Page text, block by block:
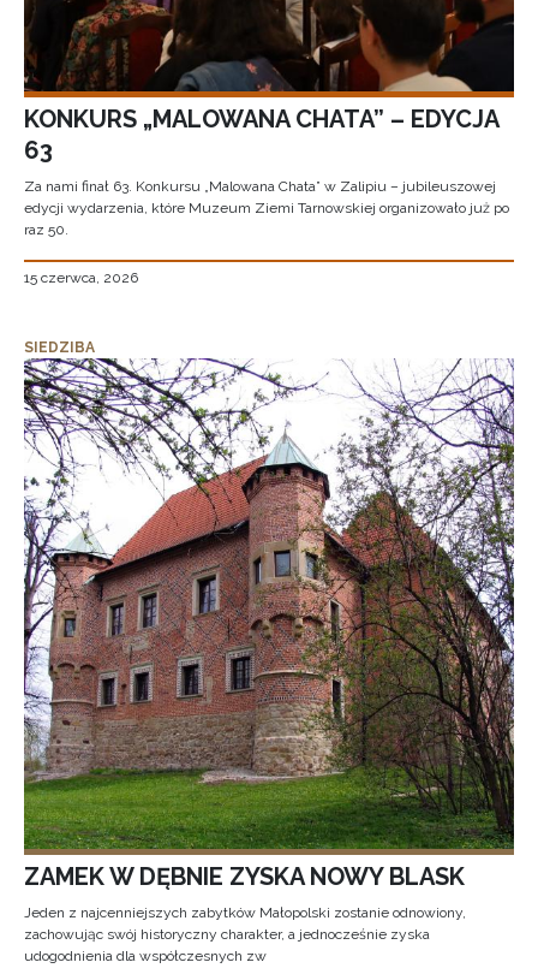
KONKURS „MALOWANA CHATA” – EDYCJA
63
Za nami finał 63. Konkursu „Malowana Chata” w Zalipiu – jubileuszowej
edycji wydarzenia, które Muzeum Ziemi Tarnowskiej organizowało już po
raz 50.
15 czerwca, 2026
SIEDZIBA
ZAMEK W DĘBNIE ZYSKA NOWY BLASK
Jeden z najcenniejszych zabytków Małopolski zostanie odnowiony,
zachowując swój historyczny charakter, a jednocześnie zyska
udogodnienia dla współczesnych zw